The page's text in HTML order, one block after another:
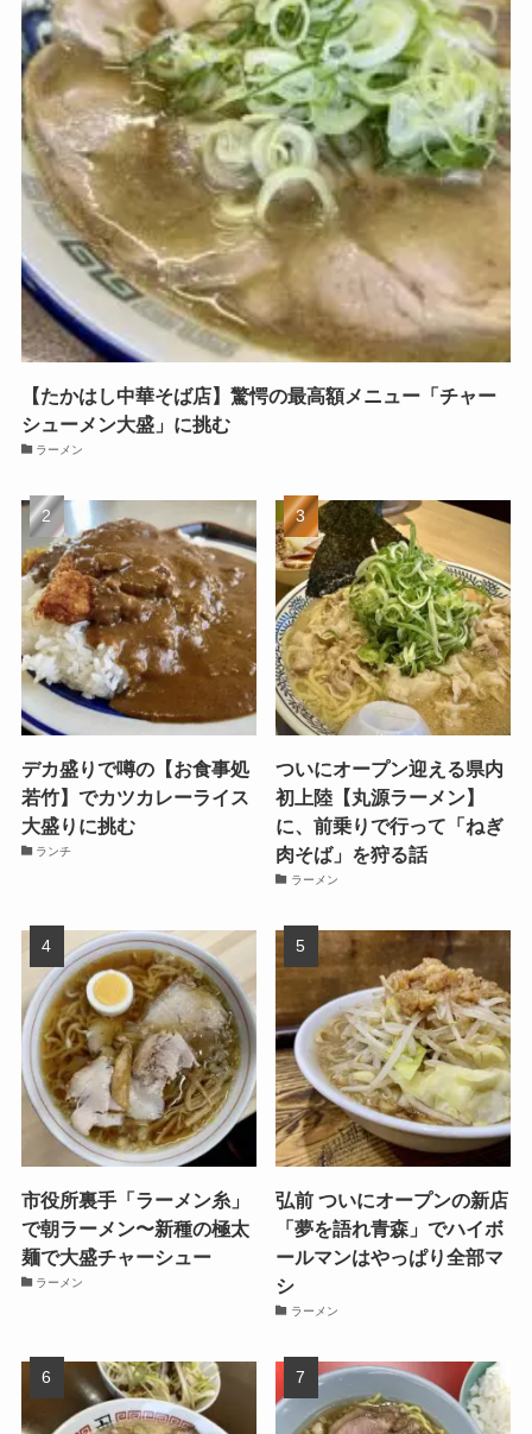
【たかはし中華そば店】驚愕の最高額メニュー「チャー
シューメン大盛」に挑む
ラーメン
デカ盛りで噂の【お食事処
若竹】でカツカレーライス
大盛りに挑む
ランチ
ついにオープン迎える県内
初上陸【丸源ラーメン】
に、前乗りで行って「ねぎ
肉そば」を狩る話
ラーメン
市役所裏手「ラーメン糸」
で朝ラーメン〜新種の極太
麺で大盛チャーシュー
ラーメン
弘前 ついにオープンの新店
「夢を語れ青森」でハイボ
ールマンはやっぱり全部マ
シ
ラーメン